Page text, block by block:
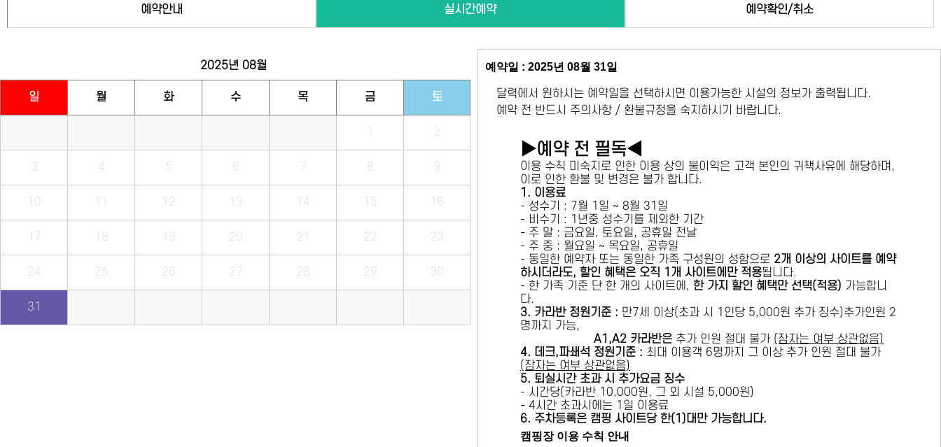
예약안내 실시간예약 예약확인/취소
2025년 08월
일 월 화 수 목 금 토
1 2
3 4 5 6 7 8 9
10 11 12 13 14 15 16
17 18 19 20 21 22 23
24 25 26 27 28 29 30
31
예약일 : 2025년 08월 31일
달력에서 원하시는 예약일을 선택하시면 이용가능한 시설의 정보가 출력됩니다.
예약 전 반드시 주의사항 / 환불규정을 숙지하시기 바랍니다.
▶예약 전 필독◀
이용 수칙 미숙지로 인한 이용 상의 불이익은 고객 본인의 귀책사유에 해당하며,
이로 인한 환불 및 변경은 불가 합니다.
1. 이용료
- 성수기 : 7월 1일 ~ 8월 31일
- 비수기 : 1년중 성수기를 제외한 기간
- 주 말 : 금요일, 토요일, 공휴일 전날
- 주 중 : 월요일 ~ 목요일, 공휴일
- 동일한 예약자 또는 동일한 가족 구성원의 성함으로 2개 이상의 사이트를 예약
하시더라도, 할인 혜택은 오직 1개 사이트에만 적용됩니다.
- 한 가족 기준 단 한 개의 사이트에, 한 가지 할인 혜택만 선택(적용) 가능합니
다.
3. 카라반 정원기준 : 만7세 이상(초과 시 1인당 5,000원 추가 징수)추가인원 2
명까지 가능,
A1,A2 카라반은 추가 인원 절대 불가 (잠자는 여부 상관없음)
4. 데크,파쇄석 정원기준 : ​최대 이용객 6명까지 그 이상 추가 인원 절대 불가
(잠자는 여부 상관없음)
5. 퇴실시간 초과 시 추가요금 징수
- 시간당(카라반 10,000원, 그 외 시설 5,000원)
- 4시간 초과시에는 1일 이용료
6. 주차등록은 캠핑 사이트당 한(1)대만 가능합니다.
캠핑장 이용 수칙 안내